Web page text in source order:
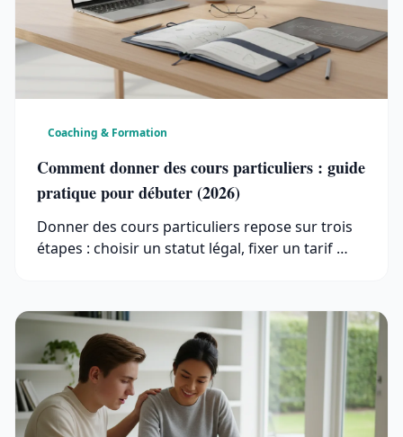
Coaching & Formation
Comment donner des cours particuliers : guide
pratique pour débuter (2026)
Donner des cours particuliers repose sur trois
étapes : choisir un statut légal, fixer un tarif …